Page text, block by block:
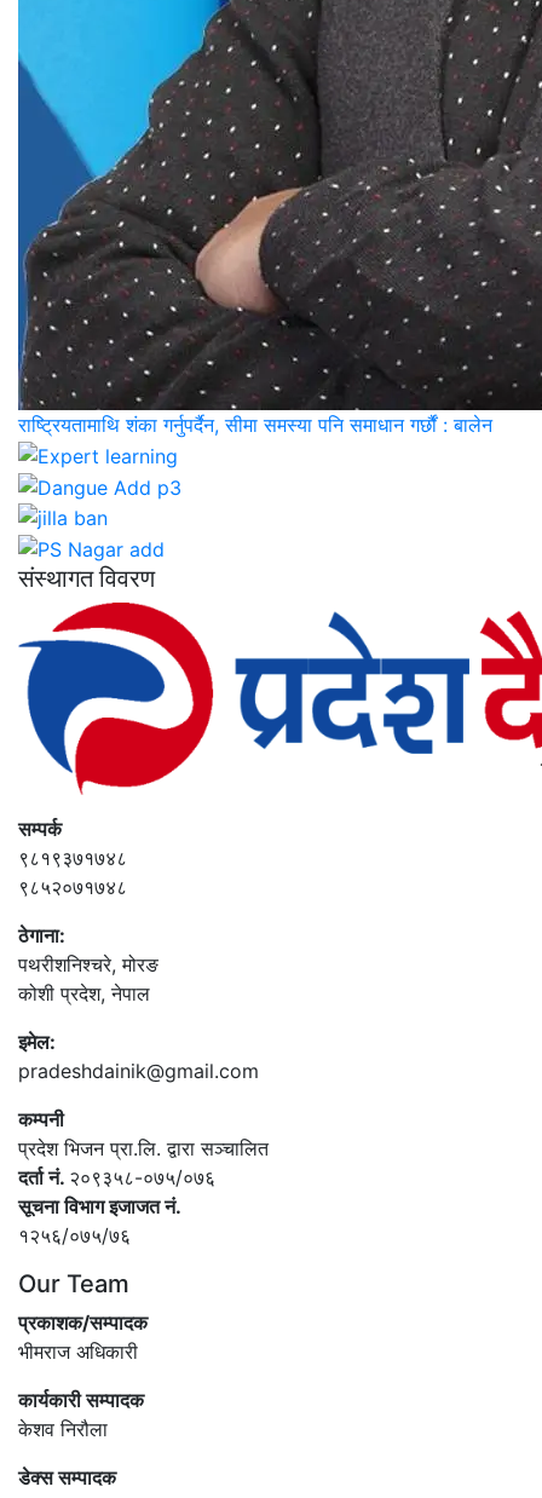
राष्ट्रियतामाथि शंका गर्नुपर्दैन, सीमा समस्या पनि समाधान गर्छौं : बालेन
संस्थागत विवरण
सम्पर्क
९८१९३७१७४८
९८५२०७१७४८
ठेगाना:
पथरीशनिश्‍चरे, मोरङ
कोशी प्रदेश, नेपाल
इमेल:
pradeshdainik@gmail.com
कम्पनी
प्रदेश भिजन प्रा.लि. द्वारा सञ्‍चालित
दर्ता नं. २०९३५८-०७५/०७६
सूचना विभाग इजाजत नं.
१२५६/०७५/७६
Our Team
प्रकाशक/सम्पादक
भीमराज अधिकारी
कार्यकारी सम्पादक
केशव निरौला
डेक्स सम्पादक